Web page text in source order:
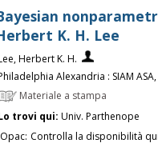
K. H. Lee
Herbert K. H.
Alexandria : SIAM
Materiale a stampa
trovi qui: Univ. Parthenope
Opac: Controlla la disponibilità